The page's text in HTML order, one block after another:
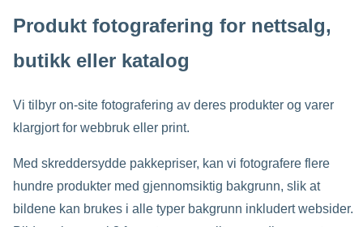
Produkt fotografering for nettsalg,
butikk eller katalog
Vi tilbyr on-site fotografering av deres produkter og varer
klargjort for webbruk eller print.
Med skreddersydde pakkepriser, kan vi fotografere flere
hundre produkter med gjennomsiktig bakgrunn, slik at
bildene kan brukes i alle typer bakgrunn inkludert websider.